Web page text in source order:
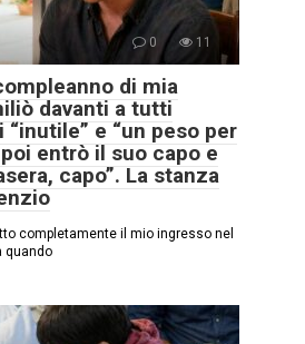
0 11
di mia
davanti a tutti
e “un peso per
entrò il suo capo e
capo”. La stanza
completamente il mio ingresso nel
quando